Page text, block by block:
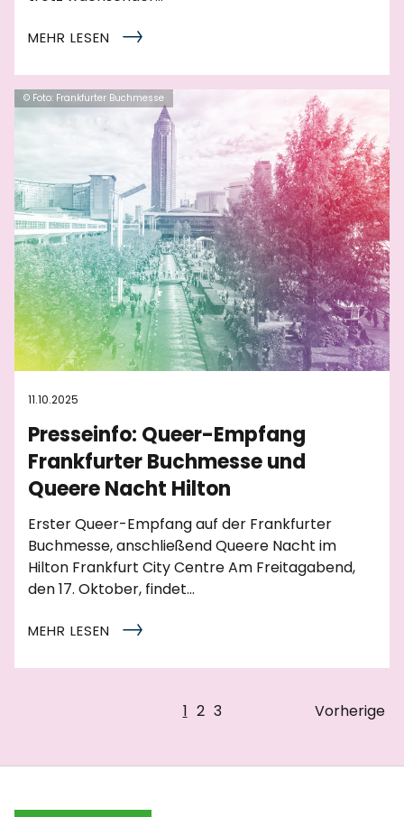
MEHR LESEN
© Foto: Frankfurter Buchmesse
11.10.2025
Presseinfo: Queer-Empfang
Frankfurter Buchmesse und
Queere Nacht Hilton
Erster Queer-Empfang auf der Frankfurter
Buchmesse, anschließend Queere Nacht im
Hilton Frankfurt City Centre Am Freitagabend,
den 17. Oktober, findet…
MEHR LESEN
1 2 3 Vorherige